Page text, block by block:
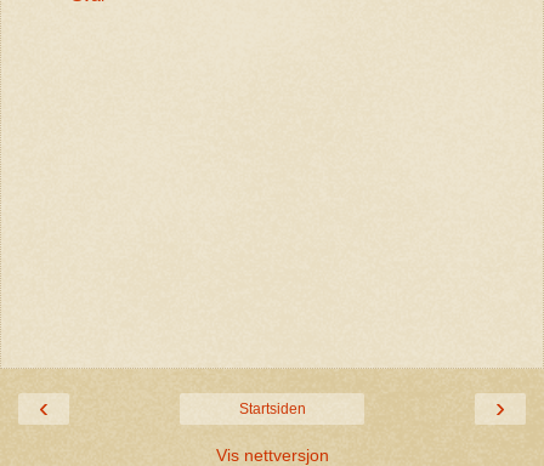
‹ ›
Startsiden
Vis nettversjon